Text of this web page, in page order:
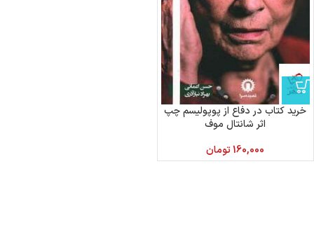
خرید کتاب در دفاع از پوپولیسم چپ
اثر شانتال موف
160,000تومان